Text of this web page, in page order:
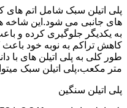
پلی اتیلن سبک شامل اتم های
های جانبی می شود.این شاخه
به یکدیگر جلوگیری کرده و
کاهش تراکم به نوبه خود
متر مکعب،پلی اتیلن سبک
پلی اتیلن سنگین